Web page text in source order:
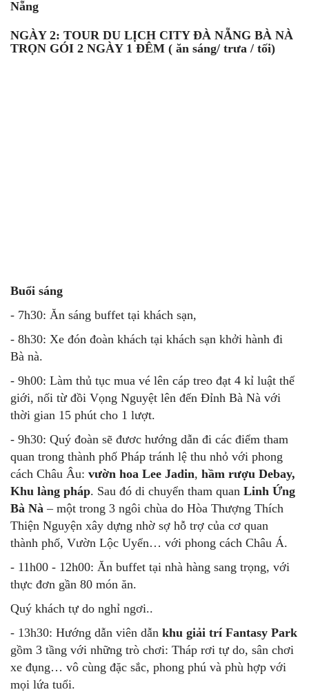
Nẵng
NGÀY 2: TOUR DU LỊCH CITY ĐÀ NẴNG BÀ NÀ
TRỌN GÓI 2 NGÀY 1 ĐÊM ( ăn sáng/ trưa / tối)
Buổi sáng
- 7h30: Ăn sáng buffet tại khách sạn,
- 8h30: Xe đón đoàn khách tại khách sạn khởi hành đi
Bà nà.
- 9h00: Làm thủ tục mua vé lên cáp treo đạt 4 kỉ luật thế
giới, nối từ đồi Vọng Nguyệt lên đến Đỉnh Bà Nà với
thời gian 15 phút cho 1 lượt.
- 9h30: Quý đoàn sẽ đươc hướng dẫn đi các điểm tham
quan trong thành phố Pháp tránh lệ thu nhỏ với phong
cách Châu Âu: vườn hoa Lee Jadin, hầm rượu Debay,
Khu làng pháp. Sau đó di chuyển tham quan Linh Ứng
Bà Nà – một trong 3 ngôi chùa do Hòa Thượng Thích
Thiện Nguyện xây dựng nhờ sợ hỗ trợ của cơ quan
thành phố, Vườn Lộc Uyển… với phong cách Châu Á.
- 11h00 - 12h00: Ăn buffet tại nhà hàng sang trọng, với
thực đơn gần 80 món ăn.
Quý khách tự do nghỉ ngơi..
- 13h30: Hướng dẫn viên dẫn khu giải trí Fantasy Park
gồm 3 tầng với những trò chơi: Tháp rơi tự do, sân chơi
xe đụng… vô cùng đặc sắc, phong phú và phù hợp với
mọi lứa tuổi.